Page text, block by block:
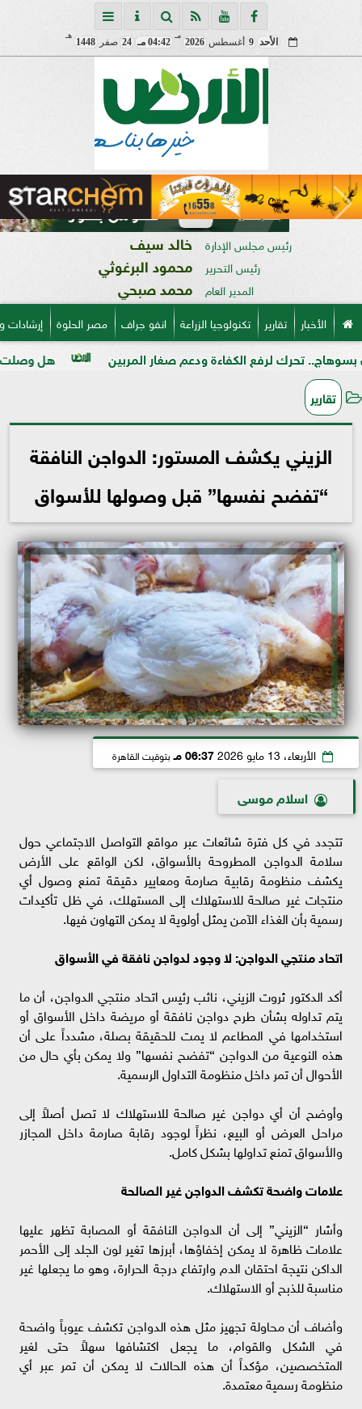
الأحد 9 أغسطس2026
مـ
04:42 مـ 24 صفر1448
هـ
رئيس مجلس الإدارة خالد سيف
رئيس التحرير محمود البرغوثي
المدير العام محمد صبحي
الأخبار تقارير تكنولوجيا الزراعة انفو جراف مصر الحلوة
هل وصلت حصتك؟ خريطة لرفع الكفاءة ودعم صغار المربين
تقارير
الزيني يكشف المستور: الدواجن النافقة
“تفضح نفسها” قبل وصولها للأسواق
الأربعاء، 13 مايو 2026 06:37 مـ بتوقيت القاهرة
اسلام موسى
تتجدد في كل فترة شائعات عبر مواقع التواصل الاجتماعي حول
سلامة الدواجن المطروحة بالأسواق، لكن الواقع على الأرض
يكشف منظومة رقابية صارمة ومعايير دقيقة تمنع وصول أي
منتجات غير صالحة للاستهلاك إلى المستهلك، في ظل تأكيدات
رسمية بأن الغذاء الآمن يمثل أولوية لا يمكن التهاون فيها.
اتحاد منتجي الدواجن: لا وجود لدواجن نافقة في الأسواق
أكد الدكتور ثروت الزيني، نائب رئيس اتحاد منتجي الدواجن، أن ما
يتم تداوله بشأن طرح دواجن نافقة أو مريضة داخل الأسواق أو
استخدامها في المطاعم لا يمت للحقيقة بصلة، مشدداً على أن
هذه النوعية من الدواجن “تفضح نفسها” ولا يمكن بأي حال من
الأحوال أن تمر داخل منظومة التداول الرسمية.
وأوضح أن أي دواجن غير صالحة للاستهلاك لا تصل أصلاً إلى
مراحل العرض أو البيع، نظراً لوجود رقابة صارمة داخل المجازر
والأسواق تمنع تداولها بشكل كامل.
علامات واضحة تكشف الدواجن غير الصالحة
وأشار “الزيني” إلى أن الدواجن النافقة أو المصابة تظهر عليها
علامات ظاهرة لا يمكن إخفاؤها، أبرزها تغير لون الجلد إلى الأحمر
الداكن نتيجة احتقان الدم وارتفاع درجة الحرارة، وهو ما يجعلها غير
مناسبة للذبح أو الاستهلاك.
وأضاف أن محاولة تجهيز مثل هذه الدواجن تكشف عيوباً واضحة
في الشكل والقوام، ما يجعل اكتشافها سهلاً حتى لغير
المتخصصين، مؤكداً أن هذه الحالات لا يمكن أن تمر عبر أي
منظومة رسمية معتمدة.